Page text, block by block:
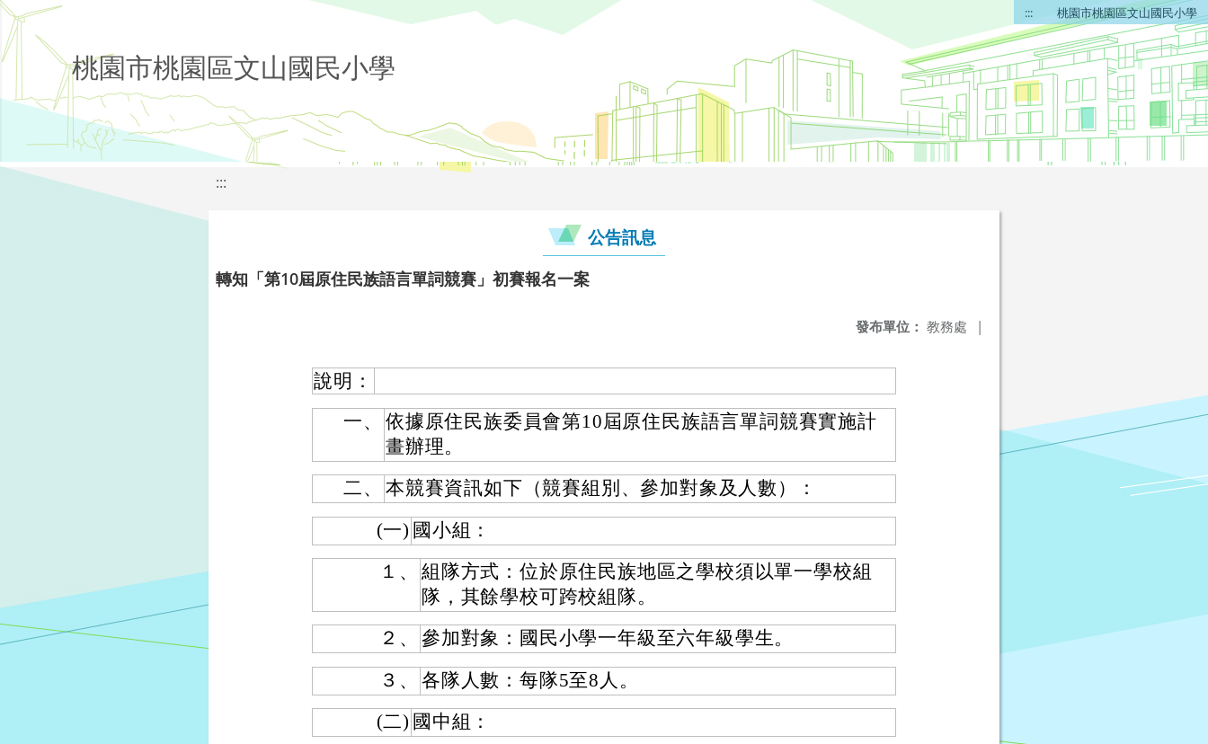
::: 桃園市桃園區文山國民小學
桃園市桃園區文山國民小學
:::
公告訊息
轉知「第10屆原住民族語言單詞競賽」初賽報名一案
發布單位： 教務處 |
說明：
一、
依據原住民族委員會第10屆原住民族語言單詞競賽實施計
畫辦理。
二、
本競賽資訊如下（競賽組別、參加對象及人數）：
(一) 國小組：
１、
組隊方式：位於原住民族地區之學校須以單一學校組
隊，其餘學校可跨校組隊。
２、
參加對象：國民小學一年級至六年級學生。
３、
各隊人數：每隊5至8人。
(二) 國中組：